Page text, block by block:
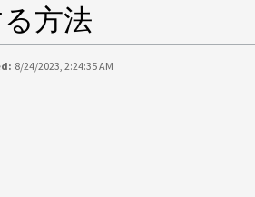
方法
8/24/2023, 2:24:35 AM